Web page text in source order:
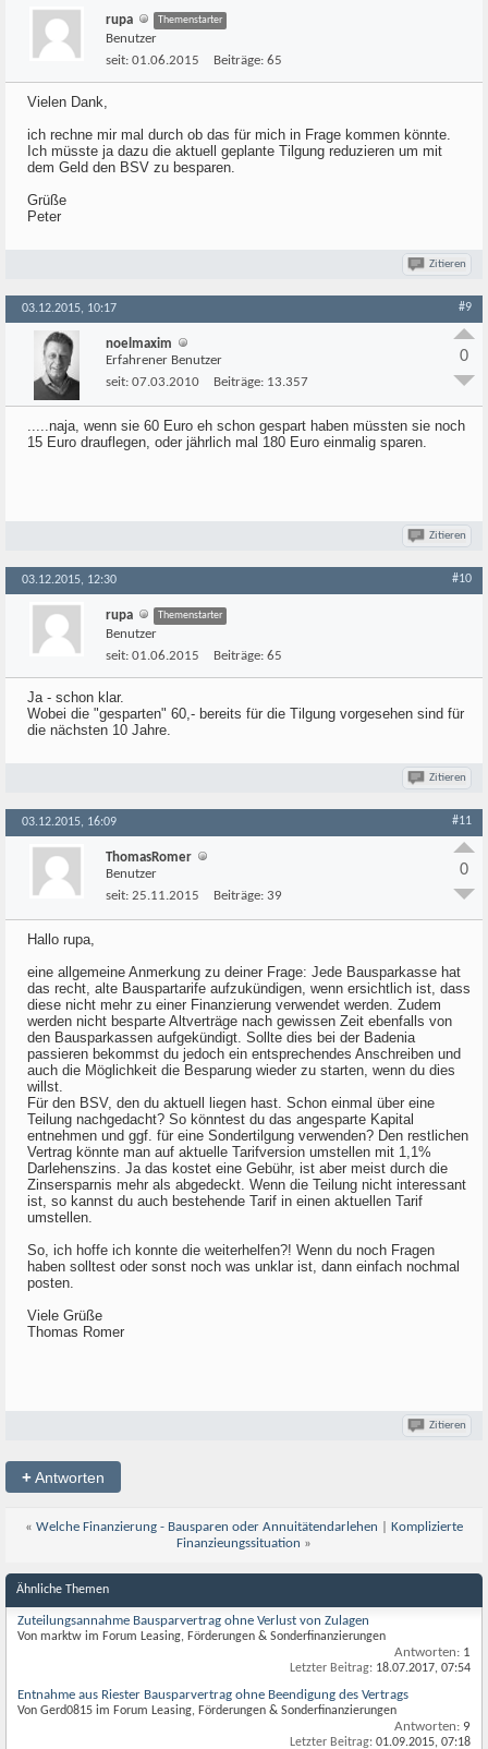
rupa Themenstarter
Benutzer
seit: 01.06.2015 Beiträge: 65
Vielen Dank,
ich rechne mir mal durch ob das für mich in Frage kommen könnte.
Ich müsste ja dazu die aktuell geplante Tilgung reduzieren um mit
dem Geld den BSV zu besparen.
Grüße
Peter
Zitieren
03.12.2015, 10:17 #9
noelmaxim
Erfahrener Benutzer
seit: 07.03.2010 Beiträge: 13.357
0
.....naja, wenn sie 60 Euro eh schon gespart haben müssten sie noch
15 Euro drauflegen, oder jährlich mal 180 Euro einmalig sparen.
Zitieren
03.12.2015, 12:30 #10
rupa Themenstarter
Benutzer
seit: 01.06.2015 Beiträge: 65
Ja - schon klar.
Wobei die "gesparten" 60,- bereits für die Tilgung vorgesehen sind für
die nächsten 10 Jahre.
Zitieren
03.12.2015, 16:09 #11
ThomasRomer
Benutzer
seit: 25.11.2015 Beiträge: 39
0
Hallo rupa,
eine allgemeine Anmerkung zu deiner Frage: Jede Bausparkasse hat
das recht, alte Bauspartarife aufzukündigen, wenn ersichtlich ist, dass
diese nicht mehr zu einer Finanzierung verwendet werden. Zudem
werden nicht besparte Altverträge nach gewissen Zeit ebenfalls von
den Bausparkassen aufgekündigt. Sollte dies bei der Badenia
passieren bekommst du jedoch ein entsprechendes Anschreiben und
auch die Möglichkeit die Besparung wieder zu starten, wenn du dies
willst.
Für den BSV, den du aktuell liegen hast. Schon einmal über eine
Teilung nachgedacht? So könntest du das angesparte Kapital
entnehmen und ggf. für eine Sondertilgung verwenden? Den restlichen
Vertrag könnte man auf aktuelle Tarifversion umstellen mit 1,1%
Darlehenszins. Ja das kostet eine Gebühr, ist aber meist durch die
Zinsersparnis mehr als abgedeckt. Wenn die Teilung nicht interessant
ist, so kannst du auch bestehende Tarif in einen aktuellen Tarif
umstellen.
So, ich hoffe ich konnte die weiterhelfen?! Wenn du noch Fragen
haben solltest oder sonst noch was unklar ist, dann einfach nochmal
posten.
Viele Grüße
Thomas Romer
Zitieren
+Antworten
« Welche Finanzierung - Bausparen oder Annuitätendarlehen
Komplizierte
Finanzieungssituation »
Ähnliche Themen
Zuteilungsannahme Bausparvertrag ohne Verlust von Zulagen
Von marktw im Forum Leasing, Förderungen & Sonderfinanzierungen
Antworten: 1
Letzter Beitrag: 18.07.2017, 07:54
Entnahme aus Riester Bausparvertrag ohne Beendigung des Vertrags
Von Gerd0815 im Forum Leasing, Förderungen & Sonderfinanzierungen
Antworten: 9
Letzter Beitrag: 01.09.2015, 07:18